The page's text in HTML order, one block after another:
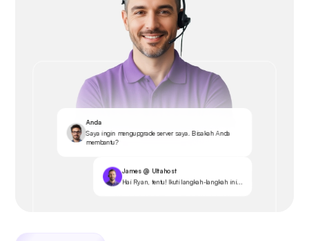
Anda
Saya ingin mengupgrade server saya. Bisakah Anda
membantu?
James @ Ultahost
Hai Ryan, tentu! Ikuti langkah-langkah ini...